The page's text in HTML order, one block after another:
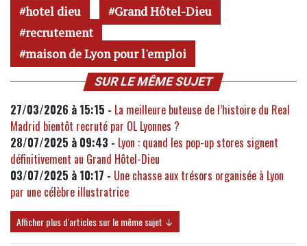
hotel dieu
Grand Hôtel-Dieu
recrutement
maison de Lyon pour l'emploi
SUR LE MÊME SUJET
27/03/2026 à 15:15 - La meilleure buteuse de l’histoire du Real
Madrid bientôt recruté par OL Lyonnes ?
28/07/2025 à 09:43 - Lyon : quand les pop-up stores signent
définitivement au Grand Hôtel-Dieu
03/07/2025 à 10:17 - Une chasse aux trésors organisée à Lyon
par une célèbre illustratrice
Afficher plus d'articles sur le même sujet ↓